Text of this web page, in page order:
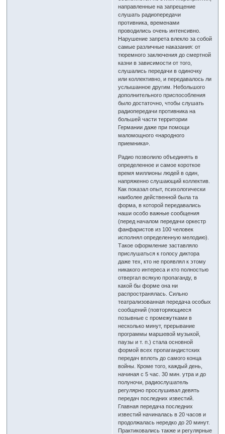
направленные на запрещение
слушать радиопередачи
противника, временами
проводились очень интенсивно.
Нарушение запрета влекло за собой
самые различные наказания: от
тюремного заключения до смертной
казни в зависимости от того,
слушались передачи в одиночку
или коллективно, и передавалось ли
услышанное другим. Небольшого
дополнительного приспособления
было достаточно, чтобы слушать
радиопередачи противника на
большей части территории
Германии даже при помощи
маломощного «народного
приемника».
Радио позволило объединять в
определенное и самое короткое
время миллионы людей в один,
напряженно слушающий коллектив.
Как показал опыт, психологически
наиболее действенной была та
форма, в которой передавались
наши особо важные сообщения
(перед началом передачи оркестр
фанфаристов из 100 человек
исполнял определенную мелодию).
Такое оформление заставляло
прислушаться к голосу диктора
даже тех, кто не проявлял к этому
никакого интереса и кто полностью
отвергал всякую пропаганду, в
какой бы форме она ни
распространялась. Сильно
театрализованная передача особых
сообщений (повторяющиеся
позывные с промежутками в
несколько минут, прерывание
программы маршевой музыкой,
паузы и т. п.) стала основной
формой всех пропагандистских
передач вплоть до самого конца
войны. Кроме того, каждый день,
начиная с 5 час. 30 мин. утра и до
полуночи, радиослушатель
регулярно прослушивал девять
передач последних известий.
Главная передача последних
известий начиналась в 20 часов и
продолжалась нередко до 20 минут.
Практиковались также и регулярные